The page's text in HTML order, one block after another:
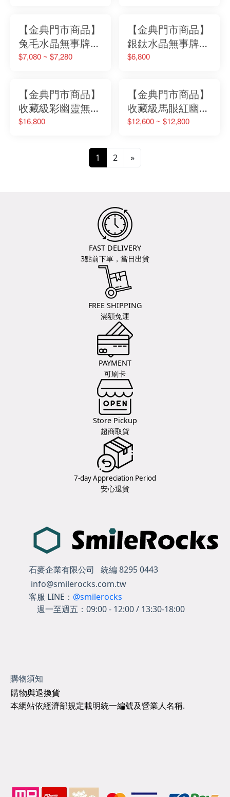
【金典門市商品】
兔毛水晶無事牌
No.0401290709
$7,080 ~ $7,280
【金典門市商品】
銀鈦水晶無事牌
No.0407190802
$6,800
【金典門市商品】
收藏級彩幽靈無事
牌
$16,800
【金典門市商品】
收藏級馬眼紅幽靈
水晶
$12,600 ~ $12,800
1 2 »
FAST DELIVERY
3點前下單，當日出貨
FREE SHIPPING
滿額免運
PAYMENT
可刷卡
Store Pickup
超商取貨
7-day Appreciation Period
安心退貨
石麥企業有限公司 統編 8295 0443
info@smilerocks.com.tw
客服 LINE： @smilerocks
週一至週五： 09:00 - 12:00 / 13:30-18:00
購物須知
購物與退換貨
本網站依經濟部規定載明統一編號及營業人名稱.